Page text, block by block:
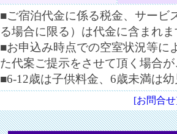
■ご宿泊代金に係る税金、サービ
る場合に限る）は代金に含まれま
■お申込み時点での空室状況等に
た代案ご提示をさせて頂く場合
■6-12歳は子供料金、6歳未満は
[お問合